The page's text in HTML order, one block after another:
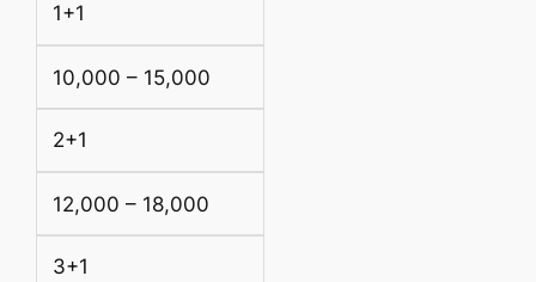
1+1
10,000 – 15,000
2+1
12,000 – 18,000
3+1